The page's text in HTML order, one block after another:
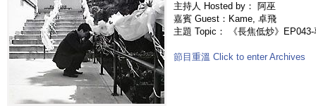
主持人 Hosted by： 阿巫
嘉賓 Guest：Kame, 卓飛
主題 Topic： 《長焦低炒》
節目重溫 Click to enter Archives